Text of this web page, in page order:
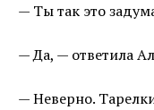
— Ты так это
— Да, — ответила
— Неверно.